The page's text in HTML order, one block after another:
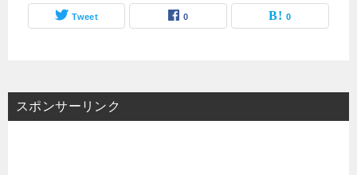
Tweet 0 0
スポンサーリンク